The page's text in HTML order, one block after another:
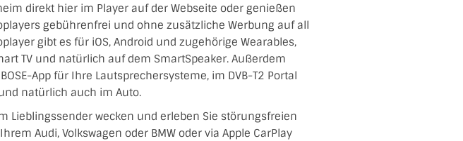
direkt hier im Player auf der Webseite oder genießen
gebührenfrei und ohne zusätzliche Werbung auf all
gibt es für iOS, Android und zugehörige Wearables,
TV und natürlich auf dem SmartSpeaker. Außerdem
App für Ihre Lautsprechersysteme, im DVB-T2 Portal
natürlich auch im Auto.
Lieblingssender wecken und erleben Sie störungsfreien
Audi, Volkswagen oder BMW oder via Apple CarPlay